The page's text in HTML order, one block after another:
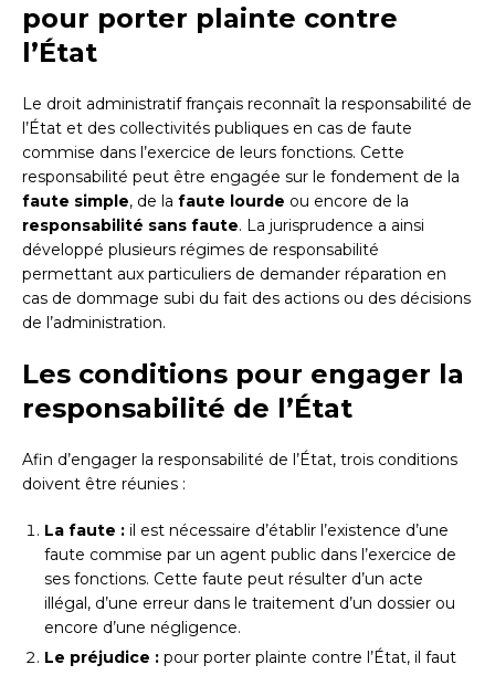
pour porter plainte contre
l’État
Le droit administratif français reconnaît la responsabilité de
l’État et des collectivités publiques en cas de faute
commise dans l’exercice de leurs fonctions. Cette
responsabilité peut être engagée sur le fondement de la
faute simple, de la faute lourde ou encore de la
responsabilité sans faute. La jurisprudence a ainsi
développé plusieurs régimes de responsabilité
permettant aux particuliers de demander réparation en
cas de dommage subi du fait des actions ou des décisions
de l’administration.
Les conditions pour engager la
responsabilité de l’État
Afin d’engager la responsabilité de l’État, trois conditions
doivent être réunies :
La faute : il est nécessaire d’établir l’existence d’une
faute commise par un agent public dans l’exercice de
ses fonctions. Cette faute peut résulter d’un acte
illégal, d’une erreur dans le traitement d’un dossier ou
encore d’une négligence.
Le préjudice : pour porter plainte contre l’État, il faut